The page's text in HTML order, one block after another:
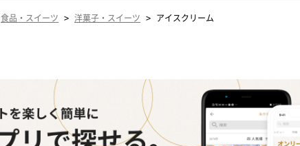
食品・スイーツ > 洋菓子・スイーツ > アイスクリーム